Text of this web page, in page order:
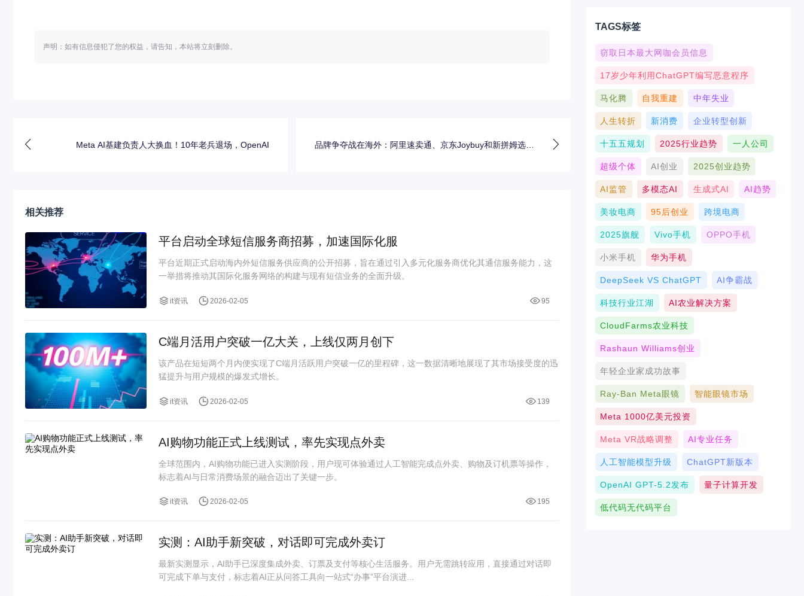
声明：如有信息侵犯了您的权益，请告知，本站将立刻删除。
Meta AI基建负责人大换血！10年老兵退场，OpenAI
品牌争夺战在海外：阿里速卖通、京东Joybuy和新拼姆选了
相关推荐
平台启动全球短信服务商招募，加速国际化服
平台近期正式启动海内外短信服务供应商的公开招募，旨在通过引入多元化服务商优化其通信服务能力，这
一举措将推动其国际化服务网络的构建与现有短信业务的全面升级。
it资讯 2026-02-05 95
C端月活用户突破一亿大关，上线仅两月创下
该产品在短短两个月内便实现了C端月活跃用户突破一亿的里程碑，这一数据清晰地展现了其市场接受度的迅
猛提升与用户规模的爆发式增长。
it资讯 2026-02-05 139
AI购物功能正式上线测试，率先实现点外卖
全球范围内，AI购物功能已进入实测阶段，用户现可体验通过人工智能完成点外卖、购物及订机票等操作，
标志着AI与日常消费场景的融合迈出了关键一步。
it资讯 2026-02-05 195
实测：AI助手新突破，对话即可完成外卖订
最新实测显示，AI助手已深度集成外卖、订票及支付等核心生活服务。用户无需跳转应用，直接通过对话即
可完成下单与支付，标志着AI正从问答工具向一站式“办事”平台演进...
TAGS标签
窃取日本最大网咖会员信息
17岁少年利用ChatGPT编写恶意程序
马化腾 自我重建 中年失业
人生转折 新消费 企业转型创新
十五五规划 2025行业趋势 一人公司
超级个体 AI创业 2025创业趋势
AI监管 多模态AI 生成式AI AI趋势
美妆电商 95后创业 跨境电商
2025旗舰 Vivo手机 OPPO手机
小米手机 华为手机
DeepSeek VS ChatGPT AI争霸战
科技行业江湖 AI农业解决方案
CloudFarms农业科技
Rashaun Williams创业
年轻企业家成功故事
Ray-Ban Meta眼镜 智能眼镜市场
Meta 1000亿美元投资
Meta VR战略调整 AI专业任务
人工智能模型升级 ChatGPT新版本
OpenAI GPT-5.2发布 量子计算开发
低代码无代码平台